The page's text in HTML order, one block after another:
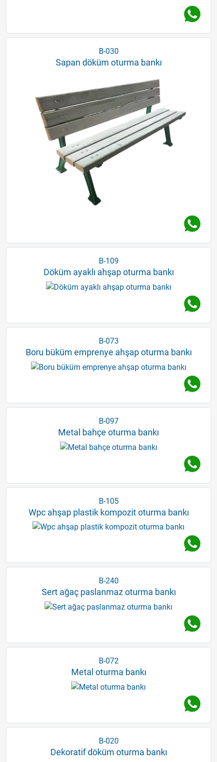
B-030
Sapan döküm oturma bankı
B-109
Döküm ayaklı ahşap oturma bankı
B-073
Boru büküm emprenye ahşap oturma bankı
B-097
Metal bahçe oturma bankı
B-105
Wpc ahşap plastik kompozit oturma bankı
B-240
Sert ağaç paslanmaz oturma bankı
B-072
Metal oturma bankı
B-020
Dekoratif döküm oturma bankı